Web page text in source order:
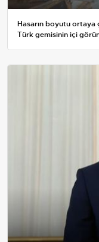
Hasarın boyutu ortaya
Türk gemisinin içi